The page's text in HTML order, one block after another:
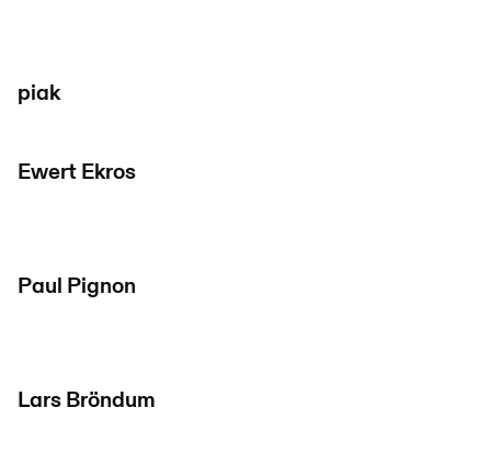
piak
Ewert Ekros
Paul Pignon
Lars Bröndum